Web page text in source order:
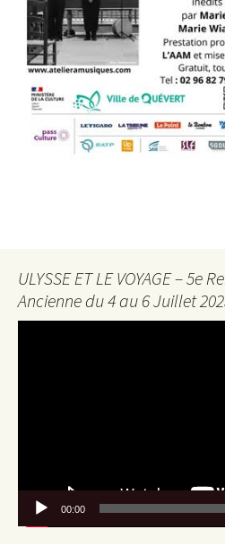
ULYSSE ET LE VOYAGE – 5e
Ancienne du 4 au 6 Juillet
00:00